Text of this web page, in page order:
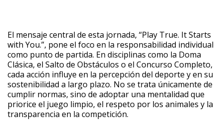
El mensaje central de esta jornada, “Play True. It Starts
with You.”, pone el foco en la responsabilidad individual
como punto de partida. En disciplinas como la Doma
Clásica, el Salto de Obstáculos o el Concurso Completo,
cada acción influye en la percepción del deporte y en su
sostenibilidad a largo plazo. No se trata únicamente de
cumplir normas, sino de adoptar una mentalidad que
priorice el juego limpio, el respeto por los animales y la
transparencia en la competición.